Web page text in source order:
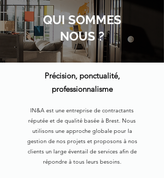
QUI SOMMES
NOUS ?
Précision, ponctualité,
professionnalisme
IN&A est une entreprise de contractants
réputée et de qualité basée à Brest. Nous
utilisons une approche globale pour la
gestion de nos projets et proposons à nos
clients un large éventail de services afin de
répondre à tous leurs besoins.